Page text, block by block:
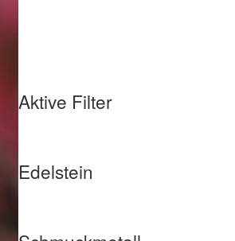
Weihnachtsangebote 2015
Weihnachtsangebote 2017
Aktive Filter
Edelstein